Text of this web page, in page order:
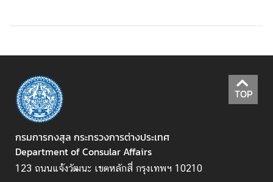
ร้
อ
ง
รี
ย
น
TOP
กรมการกงสุล กระทรวงการต่างประเทศ
Department of Consular Affairs
123 ถนนแจ้งวัฒนะ เขตหลักสี่ กรุงเทพฯ 10210